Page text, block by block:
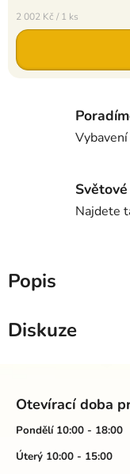
Měrná cena:
2 002 Kč / 1 ks
Najdete
Popis
Diskuze
Otevírací doba
Pondělí 10:00 - 18:00
Úterý 10:00 - 15:00